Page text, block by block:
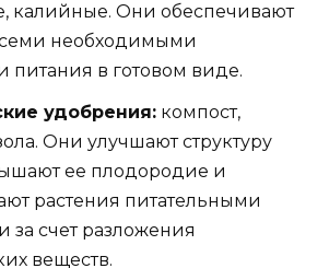
калийные. Они обеспечивают
необходимыми
питания в готовом виде.
удобрения: компост,
Они улучшают структуру
ее плодородие и
растения питательными
за счет разложения
веществ.